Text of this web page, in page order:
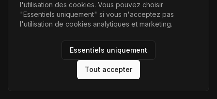
Accueil
Articles
AI Futur. Tous droits réservés.
l'utilisation des cookies. Vous pouvez choisir
"Essentiels uniquement" si vous n'acceptez pas
l'utilisation de cookies analytiques et marketing.
Essentiels uniquement
Tout accepter